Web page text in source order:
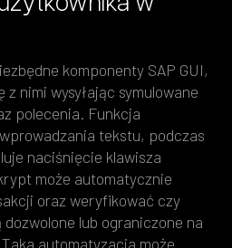
komponenty SAP GUI,
nimi wysyłając symulowane
polecenia. Funkcja
tekstu, podczas
naciśnięcie klawisza
może automatycznie
oraz weryfikować czy
lub ograniczone na
automatyzacja może